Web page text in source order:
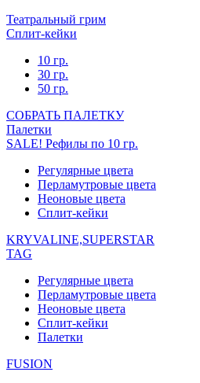
Театральный грим
Сплит-кейки
10 гр.
30 гр.
50 гр.
СОБРАТЬ ПАЛЕТКУ
Палетки
SALE! Рефилы по 10 гр.
Регулярные цвета
Перламутровые цвета
Неоновые цвета
Сплит-кейки
KRYVALINE,SUPERSTAR
TAG
Регулярные цвета
Перламутровые цвета
Неоновые цвета
Сплит-кейки
Палетки
FUSION